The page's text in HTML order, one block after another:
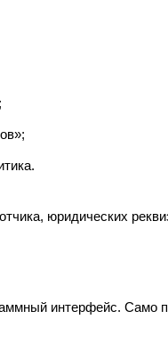
юридических
интерфейс. Само